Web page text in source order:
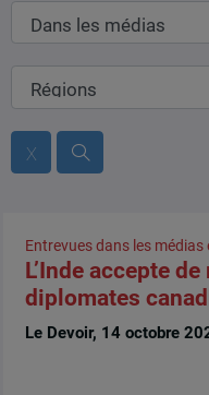
Dans
les
médias
Régions
Entrevues dans les médias
L’Inde accepte
diplomates
Le Devoir, 14 octobre